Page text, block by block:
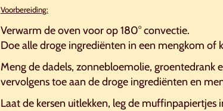
Voorbereiding:
Verwarm de oven voor op 180° convectie.
Doe alle droge ingrediënten in een mengkom of
Meng de dadels, zonnebloemolie, groentedrank
vervolgens toe aan de droge ingrediënten en
Laat de kersen uitlekken, leg de